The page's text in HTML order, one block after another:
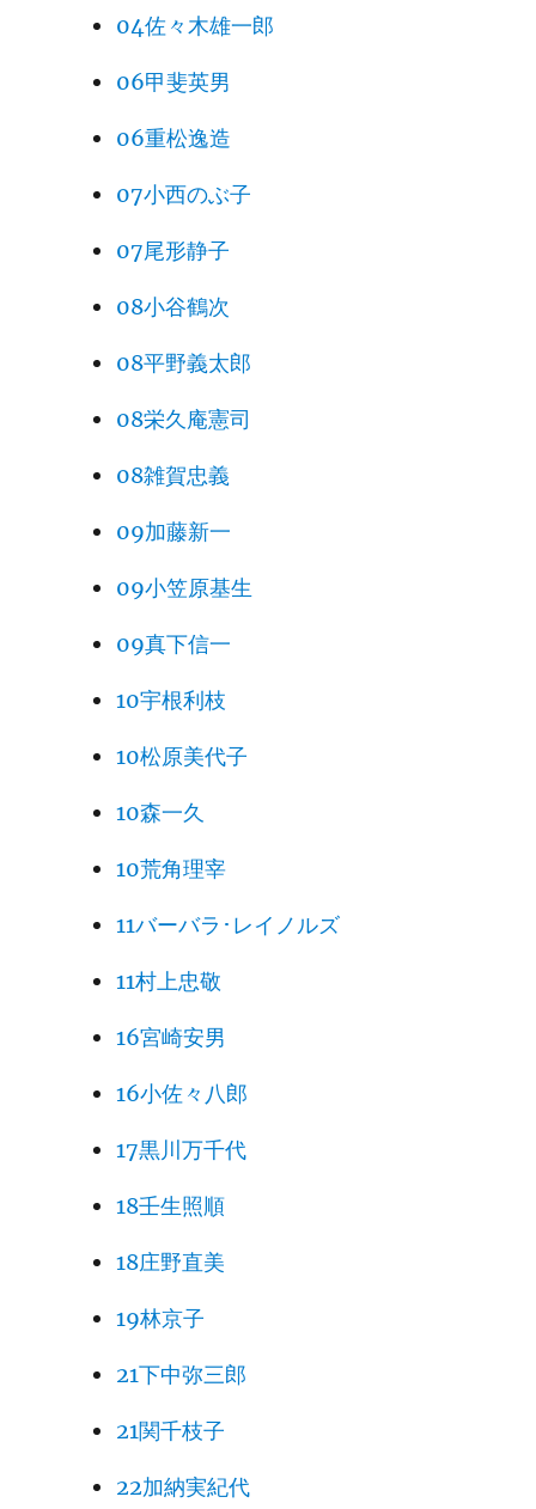
04佐々木雄一郎
06甲斐英男
06重松逸造
07小西のぶ子
07尾形静子
08小谷鶴次
08平野義太郎
08栄久庵憲司
08雑賀忠義
09加藤新一
09小笠原基生
09真下信一
10宇根利枝
10松原美代子
10森一久
10荒角理宰
11バーバラ･レイノルズ
11村上忠敬
16宮崎安男
16小佐々八郎
17黒川万千代
18壬生照順
18庄野直美
19林京子
21下中弥三郎
21関千枝子
22加納実紀代